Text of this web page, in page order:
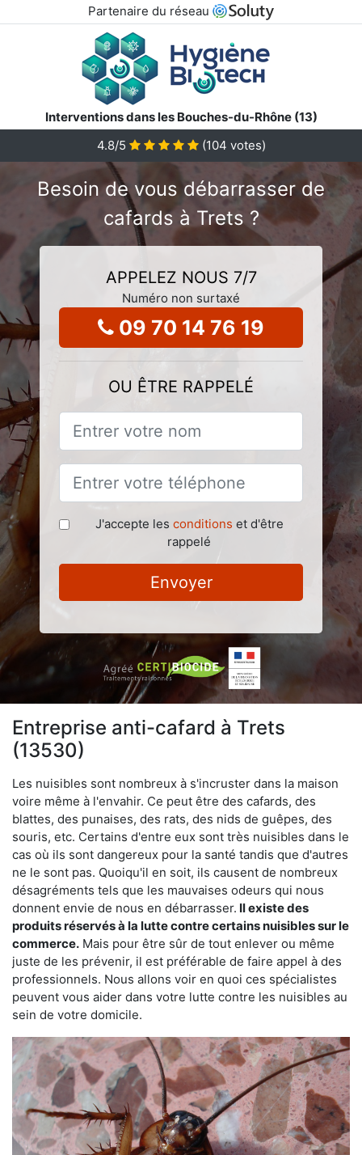
Partenaire du réseau
Interventions dans les Bouches-du-Rhône (13)
4.8/5 (104 votes)
Besoin de vous débarrasser de
cafards à Trets ?
APPELEZ NOUS 7/7
Numéro non surtaxé
09 70 14 76 19
OU ÊTRE RAPPELÉ
J'accepte les conditions et d'être
rappelé
Envoyer
Entreprise anti-cafard à Trets
(13530)
Les nuisibles sont nombreux à s'incruster dans la maison
voire même à l'envahir. Ce peut être des cafards, des
blattes, des punaises, des rats, des nids de guêpes, des
souris, etc. Certains d'entre eux sont très nuisibles dans le
cas où ils sont dangereux pour la santé tandis que d'autres
ne le sont pas. Quoiqu'il en soit, ils causent de nombreux
désagréments tels que les mauvaises odeurs qui nous
donnent envie de nous en débarrasser. Il existe des
produits réservés à la lutte contre certains nuisibles sur le
commerce. Mais pour être sûr de tout enlever ou même
juste de les prévenir, il est préférable de faire appel à des
professionnels. Nous allons voir en quoi ces spécialistes
peuvent vous aider dans votre lutte contre les nuisibles au
sein de votre domicile.